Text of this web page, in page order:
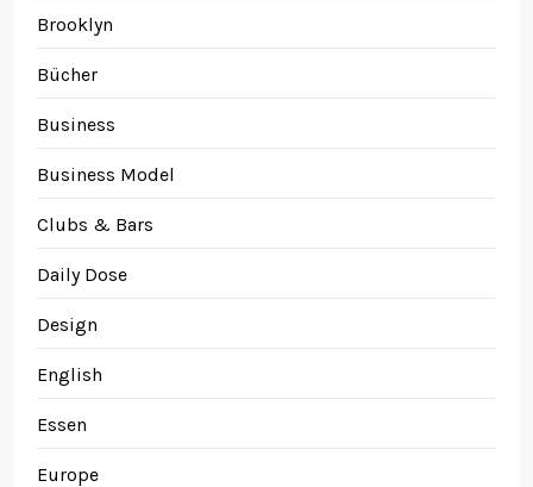
Brooklyn
Bücher
Business
Business Model
Clubs & Bars
Daily Dose
Design
English
Essen
Europe